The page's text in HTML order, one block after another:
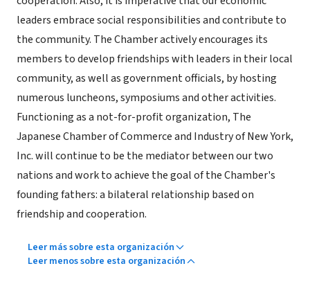
leaders embrace social responsibilities and contribute to
the community. The Chamber actively encourages its
members to develop friendships with leaders in their local
community, as well as government officials, by hosting
numerous luncheons, symposiums and other activities.
Functioning as a not-for-profit organization, The
Japanese Chamber of Commerce and Industry of New York,
Inc. will continue to be the mediator between our two
nations and work to achieve the goal of the Chamber's
founding fathers: a bilateral relationship based on
friendship and cooperation.
Leer más sobre esta organización
Leer menos sobre esta organización